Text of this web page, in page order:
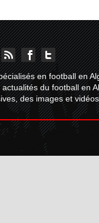
en football en
du football en
des images et